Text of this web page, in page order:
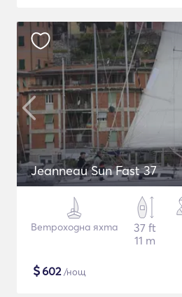
Jeanneau Sun Fast 37
Ветроходна яхта
37 ft
11 m
$602/нощ